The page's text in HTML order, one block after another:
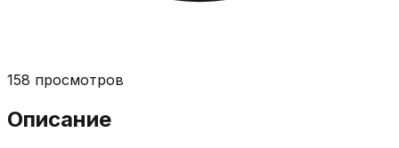
158 просмотров
Описание